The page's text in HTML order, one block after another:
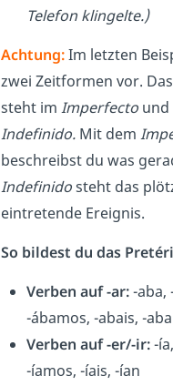
Telefon klingelte.)
Achtung:Im letzten
zwei Zeitformen vor.
steht im Imperfectound
Indefinido. Mit dem
beschreibst du was
Indefinidosteht das
eintretende Ereignis.
So bildest du das
Verben auf -ar:-aba,
-ábamos, -abais, -
Verben auf -er/-ir:-
-íamos, -íais, -ían